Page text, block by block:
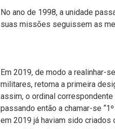
No ano de 1998, a unidade
suas missões seguissem as
Em 2019, de modo a realinhar-se
militares, retoma a primeira
assim, o ordinal
passando então a chamar-se “1º
em 2019 já haviam sido criados